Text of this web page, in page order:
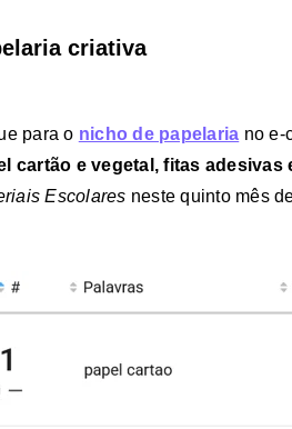
criativa
para o nicho de papelaria no e-
cartão e vegetal, fitas adesivas
Escolares neste quinto mês